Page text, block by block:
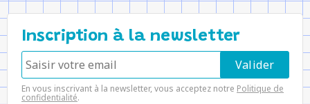
Inscription à la newsletter
En vous inscrivant à la newsletter, vous acceptez notre Politique de
confidentialité.